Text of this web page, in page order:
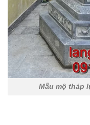
Mẫu mộ tháp